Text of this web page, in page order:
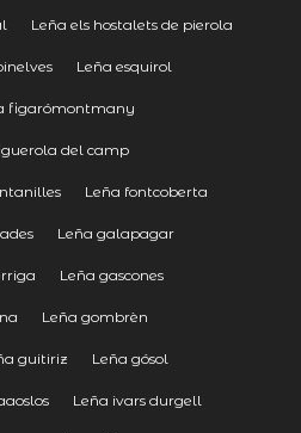
Leña els hostalets de pierola
Leña esquirol
figarómontmany
del camp
Leña fontcoberta
Leña galapagar
Leña gascones
Leña gombrèn
guitiriz Leña gósol
Leña ivars durgell